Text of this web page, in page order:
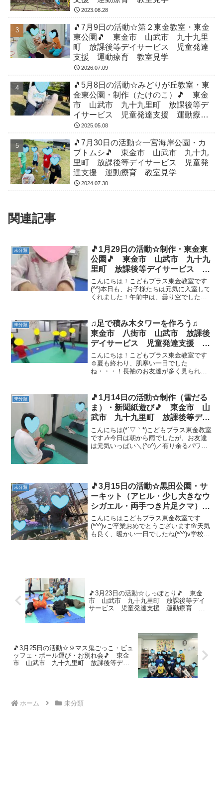
2023.08.28
🎵7月9日の活動☆第２東金教室・東金
東公園🎵 東金市 山武市 九十九里
町 放課後等デイサービス 児童発達
支援 運動療育 教室見学
2026.07.09
🎵5月8日の活動☆みどりが丘教室・東
金東公園・制作（たけのこ）🎵 東金
市 山武市 九十九里町 放課後等デ
イサービス 児童発達支援 運動療
育 教室見学
2025.05.08
🎵7月30日の活動☆一宮海岸公園・カ
ブトムシ🎵 東金市 山武市 九十九
里町 放課後等デイサービス 児童発
達支援 運動療育 教室見学
2024.07.30
関連記事
未分類
🎵1月29日の活動☆制作・東金東
公園🎵 東金市 山武市 九十九
里町 放課後等デイサービス 児
童発達支援 運動療育 教室見学
こんにちは！こどもプラス東金教室です
(^^)本日も、お子様たちは元気に入室して
くれました！午前中は、曇り空でしたの
体を切っていきます。かわいいペンギン
たちが完成...
未分類
♫足で積み木タワーを作ろう♫
東金市 八街市 山武市 放課後
デイサービス 児童発達支援 運
動療育
こんにちは！こどもプラス東金教室です
☺夏も終わり、肌寒い一日でした
ね・・・！長袖のお友達が多く見られま
っぽとり。たくさん身体を動かして、身
体もぽかぽかです（＾O＾）今...
未分類
🎵1月14日の活動☆制作（雪だる
ま）・新聞紙遊び🎵 東金市 山
武市 九十九里町 放課後等デイ
サービス 児童発達支援 運動療
育 教室見学
こんにちは(*´▽｀*)こどもプラス東金教室
です🎶今日は朝から雨でしたが、お友達
は元気いっぱい＼(^o^)／有り余るパワー
未分類
🎵3月15日の活動☆黒田公園・サ
ーキット（アヒル・少し大きなウ
シガエル・両手つき片足クマ）
🎵 東金市 山武市 九十九里
町 放課後等デイサービス
こんにちはこどもプラス東金教室です
(*^^)vご卒業おめでとうございます🌸天気
も良く、暖かい一日でしたね(*^^)v学校が
🎵3月23日の活動☆しっぽとり🎵 東金
市 山武市 九十九里町 放課後等デイ
サービス 児童発達支援 運動療育 教
🎵3月25日の活動☆９マス鬼ごっこ・ビュ
ッフェ・ボール運び・お別れ会🎵 東金
市 山武市 九十九里町 放課後等デイ
ホーム 未分類